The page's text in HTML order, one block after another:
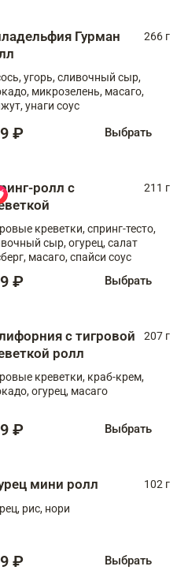
Гурман
266 г
угорь, сливочный сыр,
микрозелень, масаго,
унаги соус
₽ Выбрать
ролл с
211 г
креветки, спринг-тесто,
сыр, огурец, салат
масаго, спайси соус
₽ Выбрать
с тигровой
ролл
207 г
креветки, краб-крем,
огурец, масаго
₽ Выбрать
мини ролл
102 г
рис, нори
₽ Выбрать